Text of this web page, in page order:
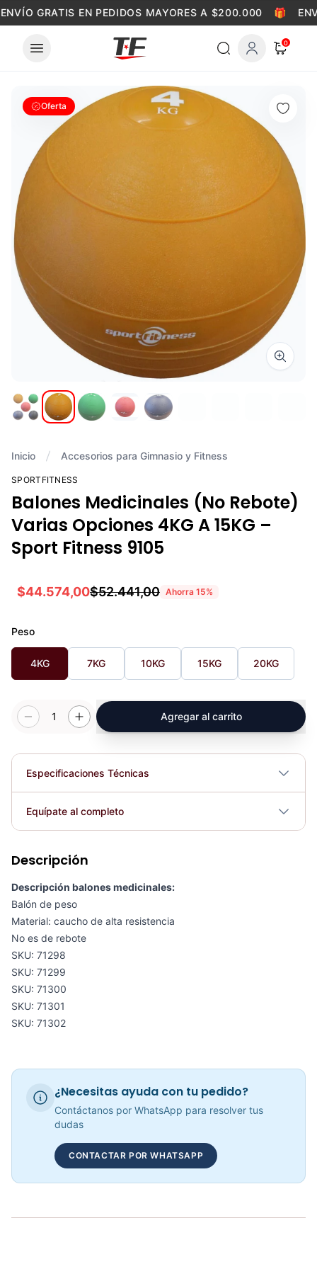
Skip to content
GRATIS EN PEDIDOS MAYORES A $200.000 🎁
0
Oferta
Zoom
Inicio Accesorios para Gimnasio y Fitness
SPORTFITNESS
Balones Medicinales (No Rebote)
Varias Opciones 4KG A 15KG –
Sport Fitness 9105
$44.574,00$52.441,00 Ahorra 15%
Peso
4KG 7KG 10KG 15KG 20KG
1 Agregar al carrito
Especificaciones Técnicas
Plegable No
Equípate al completo
COP 32,007.00
COP 46,832.00
COP 67,718.00
Descripción
Descripción balones medicinales:
Balón de peso
Material: caucho de alta resistencia
No es de rebote
SKU: 71298
SKU: 71299
SKU: 71300
SKU: 71301
SKU: 71302
¿Necesitas ayuda con tu pedido?
Contáctanos por WhatsApp para resolver tus
dudas
CONTACTAR POR WHATSAPP